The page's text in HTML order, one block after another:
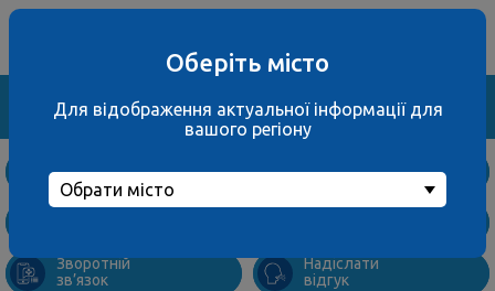
Знайти
та ціни
Підготовка
Адреси
Зворотній
зв’язок
Надіслати
відгук
Оберіть місто
Для відображення актуальної інформації для
вашого регіону
Обрати місто